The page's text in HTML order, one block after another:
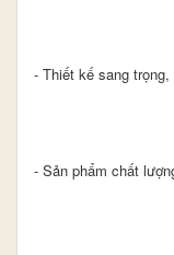
- Thiết kế sang
- Sản phẩm chất